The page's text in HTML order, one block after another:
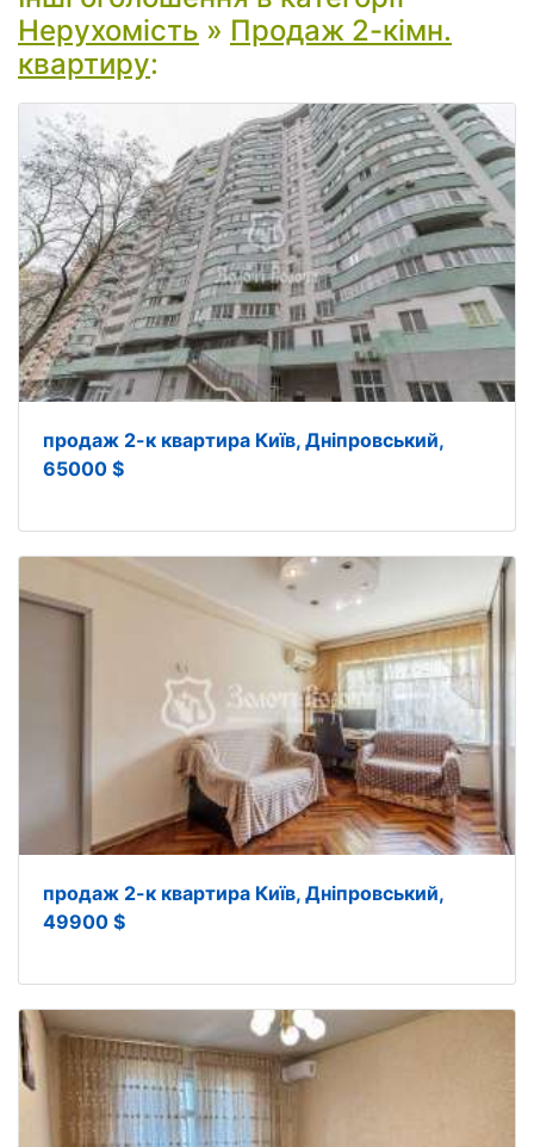
Нерухомість » Продаж 2-кімн.
квартиру:
продаж 2-к квартира Київ, Дніпровський,
65000 $
продаж 2-к квартира Київ, Дніпровський,
49900 $